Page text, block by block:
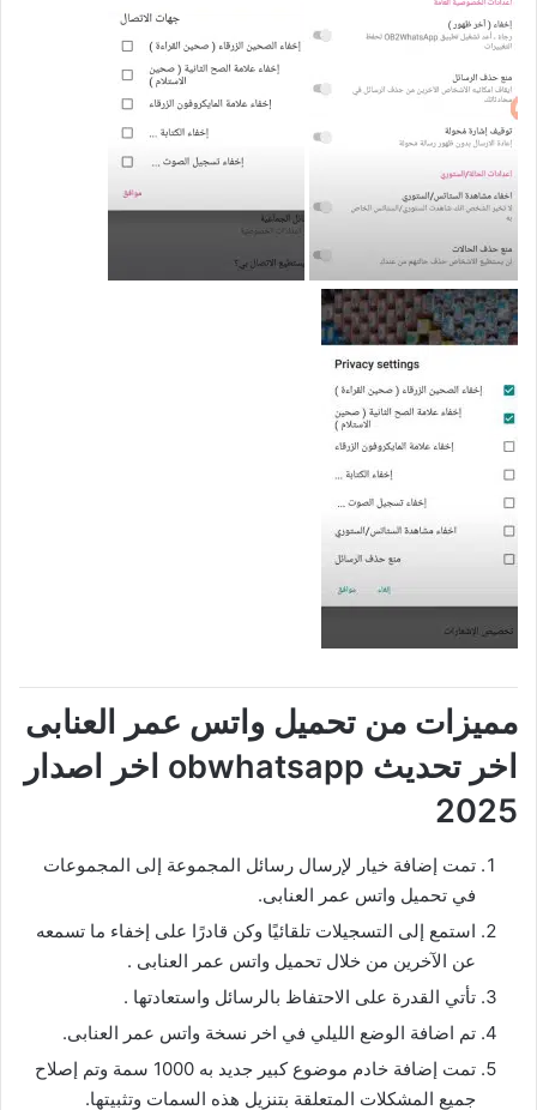
مميزات من تحميل واتس عمر العنابى
اخر تحديث obwhatsapp اخر اصدار
2025
تمت إضافة خيار لإرسال رسائل المجموعة إلى المجموعات
في تحميل واتس عمر العنابى.
استمع إلى التسجيلات تلقائيًا وكن قادرًا على إخفاء ما تسمعه
عن الآخرين من خلال تحميل واتس عمر العنابى .
تأتي القدرة على الاحتفاظ بالرسائل واستعادتها .
تم اضافة الوضع الليلي في اخر نسخة واتس عمر العنابى.
تمت إضافة خادم موضوع كبير جديد به 1000 سمة وتم إصلاح
جميع المشكلات المتعلقة بتنزيل هذه السمات وتثبيتها.